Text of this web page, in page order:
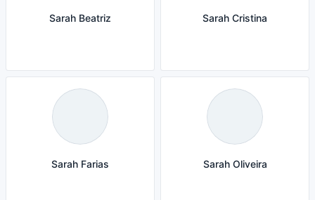
Sarah Beatriz Sarah Cristina
Sarah Farias Sarah Oliveira